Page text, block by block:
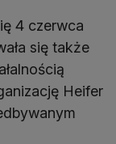
4 czerwca
się także
Heifer